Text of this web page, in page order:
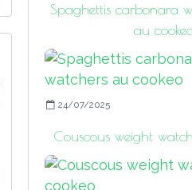
Spaghettis carbonara
au
24/07/2025
Couscous weight